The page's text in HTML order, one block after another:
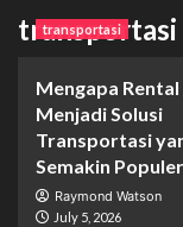
transportasi
transportasi
Mengapa
Menjadi Solusi
Transportasi
Semakin
Raymond Watson
July 5, 2026